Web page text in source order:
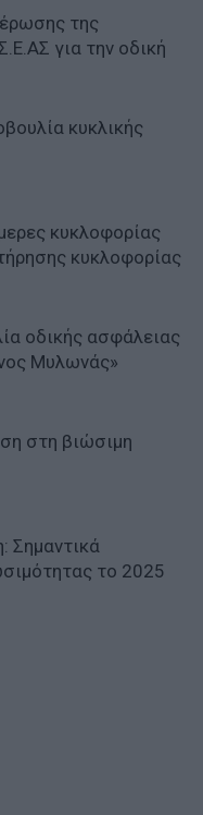
της
για την οδική
κυκλικής
κυκλοφορίας
κυκλοφορίας
οδικής ασφάλειας
Μυλωνάς»
στη βιώσιμη
Σημαντικά
το 2025